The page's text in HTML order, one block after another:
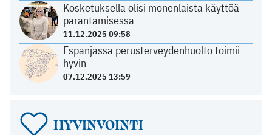
Kosketuksella olisi monenlaista käyttöä
parantamisessa
11.12.2025 09:58
Espanjassa perusterveydenhuolto toimii
hyvin
07.12.2025 13:59
HYVINVOINTI